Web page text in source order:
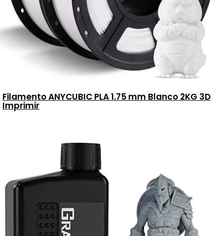
Filamento ANYCUBIC PLA 1.75 mm Blanco 2KG 3D
Imprimir